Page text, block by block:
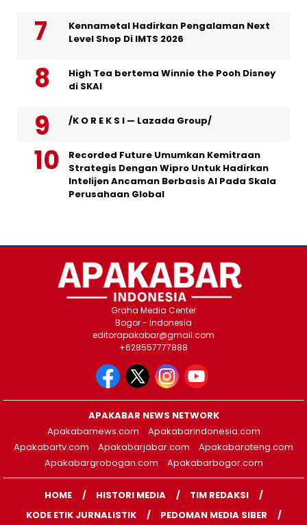
Kennametal Hadirkan Pengalaman Next
Level Shop Di IMTS 2026
High Tea bertema Winnie the Pooh Disney
di SKAI
/K O R E K S I — Lazada Group/
Recorded Future Umumkan Kemitraan
Strategis Dengan Wipro Untuk Hadirkan
Intelijen Ancaman Berbasis AI Pada Skala
Perusahaan Global
Graha Media Center
Bogor - Indonesia
editorapakabar@gmail.com
+628557777888
APAKABAR NEWS NETWORK
Apakabarnews.com
Apakabarindonesia.com
Apakabartv.com
Apakabarjabar.com
Apakabarateng.com
Apakabargrobogan.com
Apakabarbogor.com
HOME HISTORI MEDIA
TIM REDAKSI
KODE ETIK JURNALISTIK
PEDOMAN MEDIA SIBER